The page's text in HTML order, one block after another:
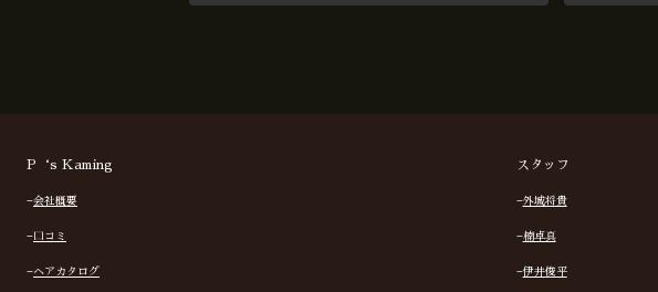
P‘s Kaming
−会社概要
− 口コミ
−ヘアカタログ
スタッフ
−外城将貴
−楠卓真
−伊井俊平